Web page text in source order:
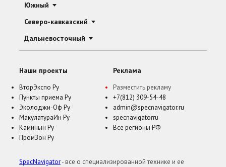
Южный
Северо-кавказский
Дальневосточный
Наши проекты
ВторЭкспо Ру
Пункты приема Ру
Эколоджи-Оф Ру
МакулатураИн Ру
Каминын Ру
ПромЗон Ру
Реклама
Разместить рекламу
+7(812) 309-54-48
admin@specnavigator.ru
specnavigatorru
Все регионы РФ
SpecNavigator- все о специализированной технике и ее